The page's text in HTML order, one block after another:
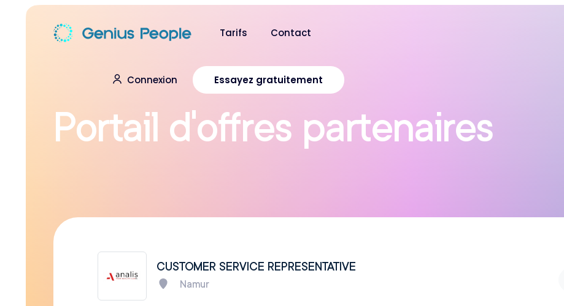
Tarifs Contact
Connexion Essayez gratuitement
Portail d’offres partenaires
CUSTOMER SERVICE REPRESENTATIVE
Namur